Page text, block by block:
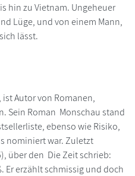
hin zu Vietnam. Ungeheuer
Lüge, und von einem Mann,
lässt.
ist Autor von Romanen,
Sein Roman Monschau stand
ebenso wie Risiko,
nominiert war. Zuletzt
über den Die Zeit schrieb:
Er erzählt schmissig und doch